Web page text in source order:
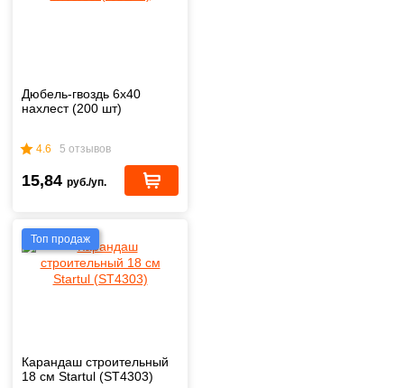
Дюбель-гвоздь 6х40
нахлест (200 шт)
4.6 5 отзывов
15,84 руб./уп.
Топ продаж
Карандаш строительный
18 см Startul (ST4303)